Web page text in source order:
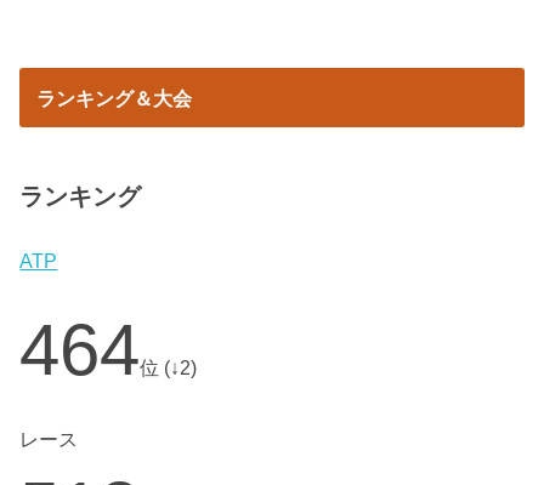
ランキング＆大会
ランキング
ATP
464位 (↓2)
レース